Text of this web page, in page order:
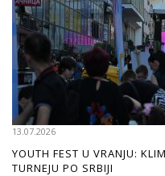
13.07.2026
YOUTH FEST U VRANJU:
TURNEJU PO SRBIJI